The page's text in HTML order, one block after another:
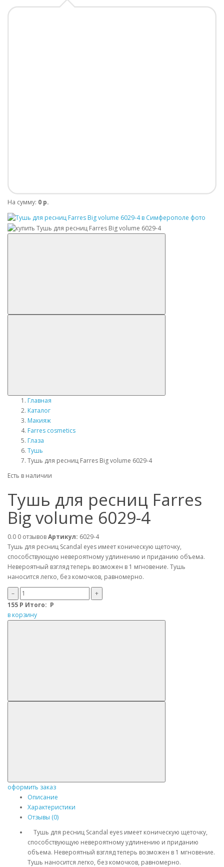
На сумму: 0 р.
Главная
Каталог
Макияж
Farres cosmetics
Глаза
Тушь
Тушь для ресниц Farres Big volume 6029-4
Есть в наличии
Тушь для ресниц Farres
Big volume 6029-4
0.0 0 отзывовАртикул: 6029-4
Тушь для ресниц Scandal eyes имеет коническую щеточку,
способствующую невероятному удлинению и приданию объема.
Невероятный взгляд теперь возможен в 1 мгновение. Тушь
наносится легко, без комочков, равномерно.
–
+
155 Р Итого: Р
в корзину
оформить заказ
Описание
Характеристики
Отзывы (0)
Тушь для ресниц Scandal eyes имеет коническую щеточку,
способствующую невероятному удлинению и приданию
объема. Невероятный взгляд теперь возможен в 1 мгновение.
Тушь наносится легко, без комочков, равномерно.